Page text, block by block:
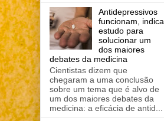
Antidepressivos
funcionam, indica
estudo para
solucionar um
dos maiores
debates da medicina
Cientistas dizem que
chegaram a uma conclusão
sobre um tema que é alvo de
um dos maiores debates da
medicina: a eficácia de antid...